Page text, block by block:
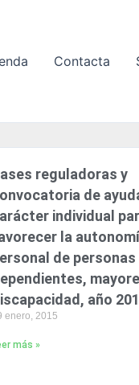
Contacta
reguladoras y
de
individual
la
de personas
año
enero, 2015
más »